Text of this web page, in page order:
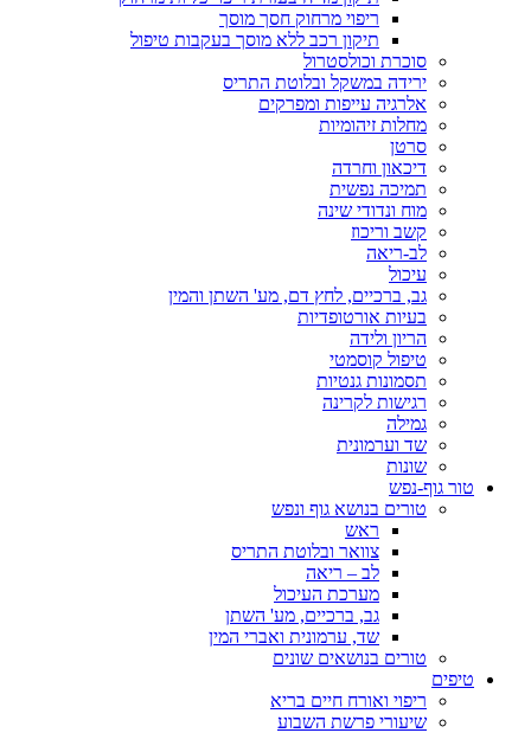
ריפוי מרחוק חסך מוסך
תיקון רכב ללא מוסך בעקבות טיפול
סוכרת וכולסטרול
ירידה במשקל ובלוטת התריס
אלרגיה עייפות ומפרקים
מחלות זיהומיות
סרטן
דיכאון וחרדה
תמיכה נפשית
מוח ונדודי שינה
קשב וריכוז
לב-ריאה
עיכול
גב, ברכיים, לחץ דם, מע' השתן והמין
בעיות אורטופדיות
הריון ולידה
טיפול קוסמטי
תסמונות גנטיות
רגישות לקרינה
גמילה
שד וערמונית
שונות
טור גוף-נפש
טורים בנושא גוף ונפש
ראש
צוואר ובלוטת התריס
לב – ריאה
מערכת העיכול
גב, ברכיים, מע' השתן
שד, ערמונית ואברי המין
טורים בנושאים שונים
טיפים
ריפוי ואורח חיים בריא
שיעורי פרשת השבוע